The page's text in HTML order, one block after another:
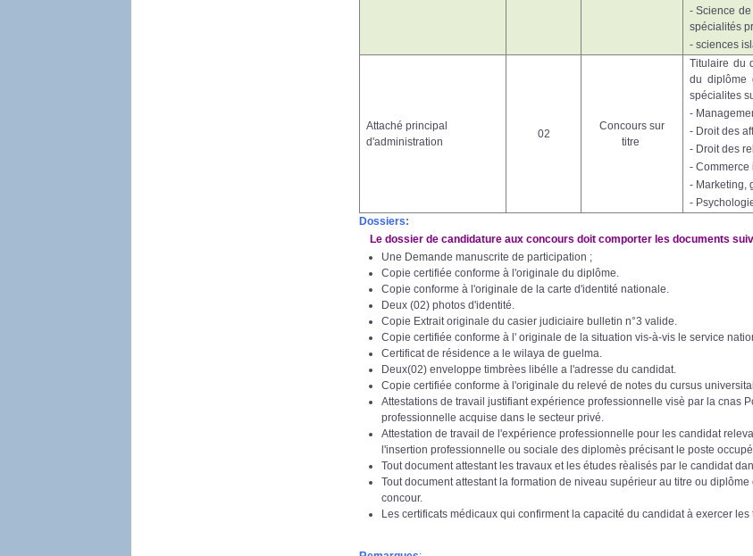
- Science
spécialités
- sciences
Attaché principal
d'administration
02
Concours sur
titre
Titulaire du
du diplôme
spécialites
-
- Droit des
- Droit des
- Commerce
- Marketing,
-
Dossiers:
Le dossier de candidature aux concours doit comporter les documents
Une Demande manuscrite de participation ;
Copie certifiée conforme à l'originale du diplôme.
Copie conforme à l'originale de la carte d'identité nationale.
Deux (02) photos d'identité.
Copie Extrait originale du casier judiciaire bulletin n°3 valide.
Copie certifiée conforme à l' originale de la situation vis-à-vis le service
Certificat de résidence a le wilaya de guelma.
Deux(02) enveloppe timbrèes libélle a l'adresse du candidat.
Copie certifiée conforme à l'originale du relevé de notes du cursus
Attestations de travail justifiant expérience professionnelle visè par la cnas
professionnelle acquise dans le secteur privé.
Attestation de travail de l'expérience professionnelle pour les candidat
l'insertion professionnelle ou sociale des diplomès précisant le poste occupé.
Tout document attestant les travaux et les études rèalisés par le candidat
Tout document attestant la formation de niveau supérieur au titre ou
concour.
Les certificats médicaux qui confirment la capacité du candidat à exercer